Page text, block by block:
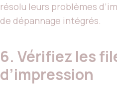
résolu leurs problèmes
de dépannage intégrés.
6. Vérifiez les
d’impression